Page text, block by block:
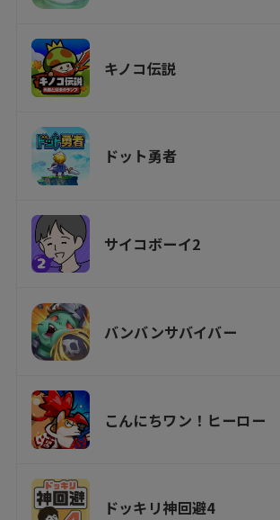
キノコ伝説
ドット勇者
サイコボーイ2
バンバンサバイバー
こんにちワン！ヒーロー
ドッキリ神回避4